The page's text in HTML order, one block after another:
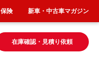
在庫確認・見積り依頼
保険 新車・中古車マガジン